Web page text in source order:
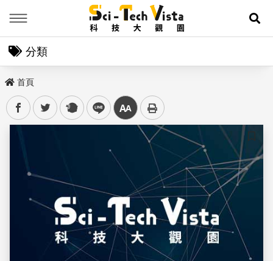
展
分類
首頁
facebooktwitter plurk line 中
儲存